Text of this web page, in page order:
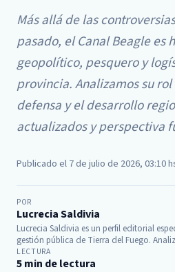
Más allá de las
pasado, el Canal Beagle es
geopolítico, pesquero y
provincia. Analizamos su
defensa y el desarrollo
actualizados y perspectiva
Publicado el 7 de julio de 2026, 03:10
POR
Lucrecia Saldivia
Lucrecia Saldivia es un perfil editorial
gestión pública de Tierra del Fuego.
LECTURA
5 min de lectura